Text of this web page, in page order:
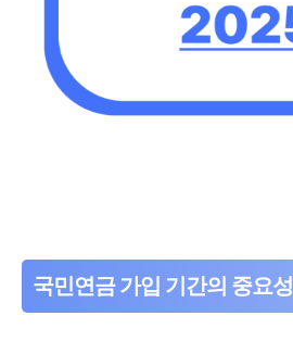
국민연금 가입 기간의 중요성